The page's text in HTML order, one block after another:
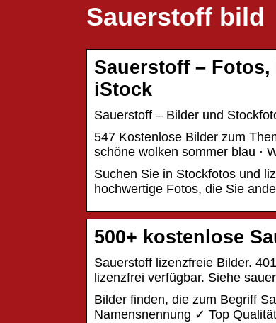
Sauerstoff bild
Sauerstoff –
iStock
Sauerstoff – Bilder und
547 Kostenlose Bilder zum
schöne wolken sommer blau ·
Suchen Sie in Stockfotos und
hochwertige Fotos, die Sie
500+ kostenlose
Sauerstoff lizenzfreie Bilder.
lizenzfrei verfügbar. Siehe
Bilder finden, die zum Begriff
Namensnennung ✓ Top Qualität